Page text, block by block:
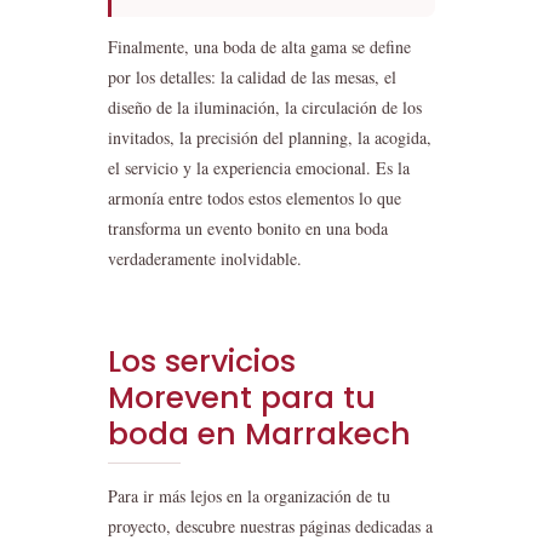
Finalmente, una boda de alta gama se define
por los detalles: la calidad de las mesas, el
diseño de la iluminación, la circulación de los
invitados, la precisión del planning, la acogida,
el servicio y la experiencia emocional. Es la
armonía entre todos estos elementos lo que
transforma un evento bonito en una boda
verdaderamente inolvidable.
Los servicios
Morevent para tu
boda en Marrakech
Para ir más lejos en la organización de tu
proyecto, descubre nuestras páginas dedicadas a